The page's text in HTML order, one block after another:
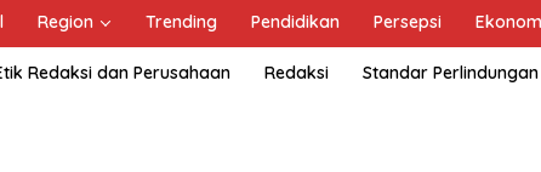
Region Trending Pendidikan Persepsi
Redaksi dan Perusahaan Redaksi Standar